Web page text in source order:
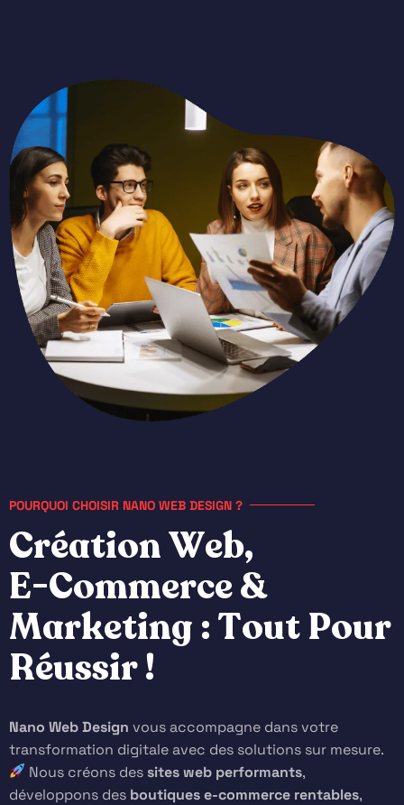
POURQUOI CHOISIR NANO WEB DESIGN ?
CréationWeb,
E-Commerce&
Marketing :ToutPour
Réussir!
Nano Web Design vous accompagne dans votre
transformation digitale avec des solutions sur mesure.
Nous créons des sites web performants,
développons des boutiques e-commerce rentables,